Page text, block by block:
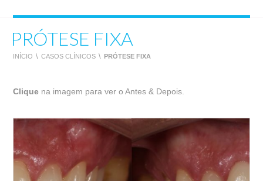
PRÓTESE FIXA
INÍCIO \ CASOS CLÍNICOS \ PRÓTESE FIXA
Clique na imagem para ver o Antes & Depois.